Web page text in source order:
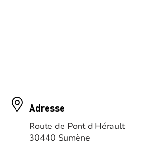
Adresse
Route de Pont d’Hérault
30440 Sumène